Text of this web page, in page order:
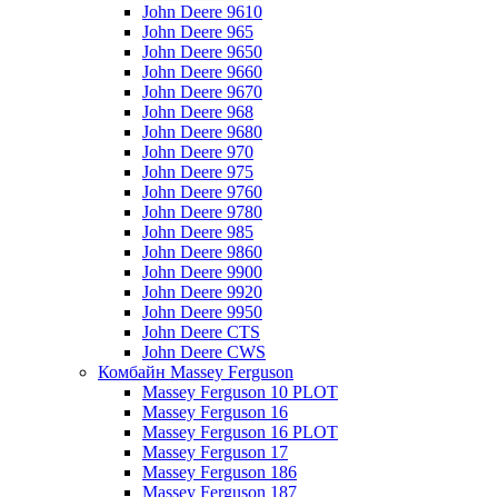
John Deere 9610
John Deere 965
John Deere 9650
John Deere 9660
John Deere 9670
John Deere 968
John Deere 9680
John Deere 970
John Deere 975
John Deere 9760
John Deere 9780
John Deere 985
John Deere 9860
John Deere 9900
John Deere 9920
John Deere 9950
John Deere CTS
John Deere CWS
Комбайн Massey Ferguson
Massey Ferguson 10 PLOT
Massey Ferguson 16
Massey Ferguson 16 PLOT
Massey Ferguson 17
Massey Ferguson 186
Massey Ferguson 187